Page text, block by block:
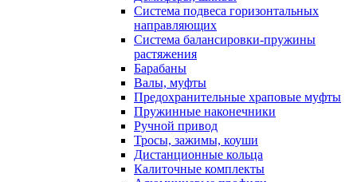
Система подвеса горизонтальных
направляющих
Система балансировки-пружины
растяжения
Барабаны
Валы, муфты
Предохранительные храповые муфты
Пружинные наконечники
Ручной привод
Тросы, зажимы, коуши
Дистанционные кольца
Калиточные комплекты